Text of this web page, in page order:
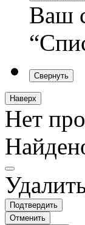
Ваш
Свернуть
Наверх
Нет
Подтвердить
Отменить